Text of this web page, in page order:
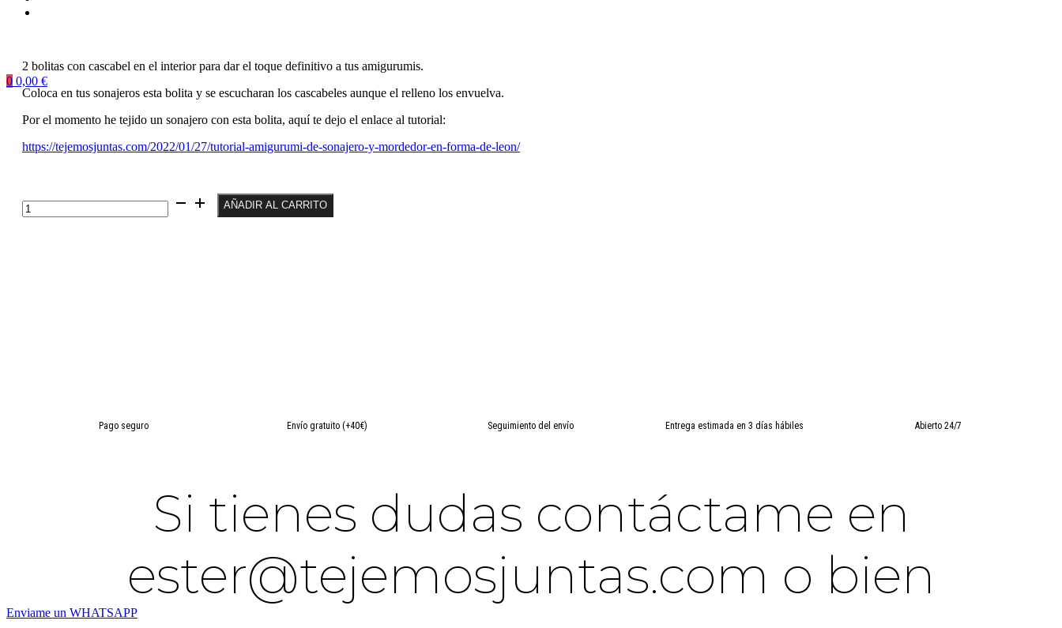
0 0,00 €
2 bolitas con cascabel en el interior para dar el toque definitivo a tus amigurumis.
Coloca en tus sonajeros esta bolita y se escucharan los cascabeles aunque el relleno los envuelva.
Por el momento he tejido un sonajero con esta bolita, aquí te dejo el enlace al tutorial:
https://tejemosjuntas.com/2022/01/27/tutorial-amigurumi-de-sonajero-y-mordedor-en-forma-de-leon/
2
bolitas
AÑADIR AL CARRITO
Pago seguro Envío gratuito (+40€) Seguimiento del envío Entrega estimada en 3 días hábiles Abierto 24/7
Si tienes dudas contáctame en
ester@tejemosjuntas.com o bien
Enviame un WHATSAPP